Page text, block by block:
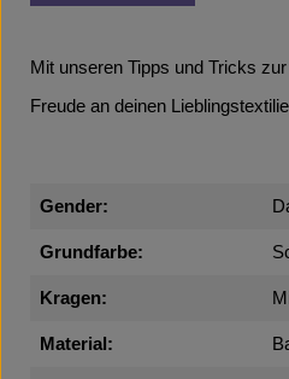
Mit unseren Tipps und Tricks
Freude an deinen
Gender:
Grundfarbe:
Kragen:
Material: